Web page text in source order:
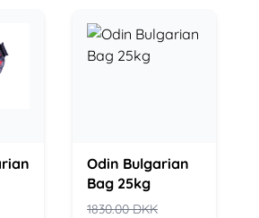
Odin Bulgarian
Bag 25kg
1830.00DKK